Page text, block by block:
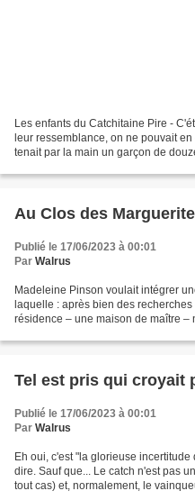
Les enfants du Catchitaine Pire -
leur ressemblance, on ne pouvait
tenait par la main un garçon de
Au Clos des
Publié le 17/06/2023 à 00:01
Par Walrus
Madeleine Pinson voulait intégrer
laquelle : après bien des
résidence – une maison de maître
Tel est pris qui croyait
Publié le 17/06/2023 à 00:01
Par Walrus
Eh oui, c'est "la glorieuse
dire. Sauf que... Le catch n'est pas
tout cas) et, normalement, le